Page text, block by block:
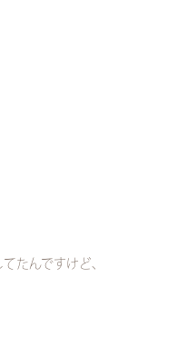
たんですけど、